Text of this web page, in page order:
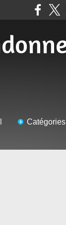
Catégories